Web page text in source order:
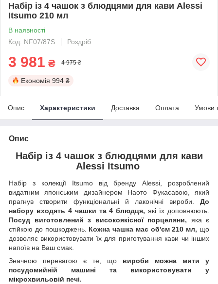
Набір із 4 чашок з блюдцями для кави Alessi
Itsumo 210 мл
В наявності
Код: NF07/87S
Роздріб
3 981 ₴ 4 975 ₴
Економія 994 ₴
Опис Характеристики Доставка Оплата Умови
Опис
Набір із 4 чашок з блюдцями для кави
Alessi Itsumo
Набір з колекції Itsumo від бренду Alessi, розроблений
видатним японським дизайнером Наото Фукасавою, який
прагнув створити функціональні й лаконічні вироби. До
набору входять 4 чашки та 4 блюдця,які їх доповнюють.
Посуд виготовлений з високоякісної порцеляни, яка є
стійкою до пошкоджень. Кожна чашка має об'єм 210 мл, що
дозволяє використовувати їх для приготування кави чи інших
напоїв на Ваш смак.
Значною перевагою є те, що вироби можна мити у
посудомийній машині та використовувати у
мікрохвильовій печі.